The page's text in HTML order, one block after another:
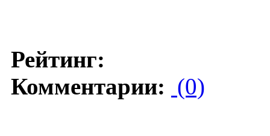
Рейтинг:
Комментарии: (0)